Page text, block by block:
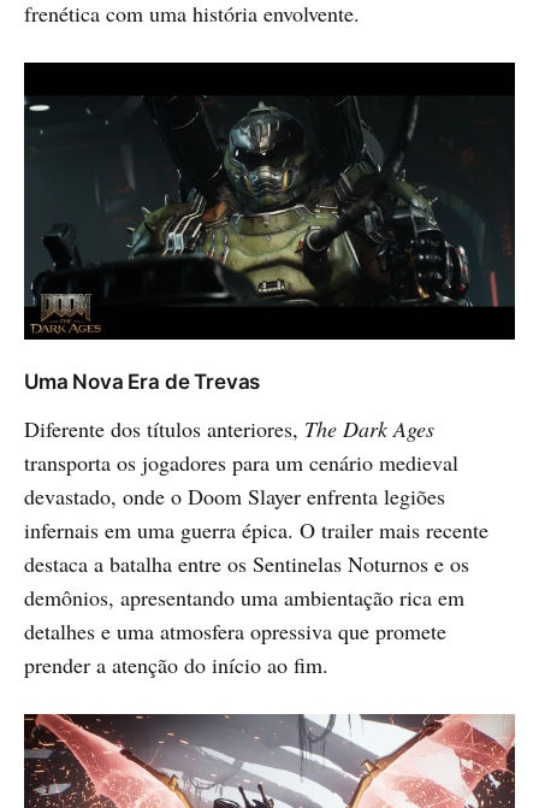
frenética com uma história envolvente.​
Uma Nova Era de Trevas
Diferente dos títulos anteriores, The Dark Ages
transporta os jogadores para um cenário medieval
devastado, onde o Doom Slayer enfrenta legiões
infernais em uma guerra épica. O trailer mais recente
destaca a batalha entre os Sentinelas Noturnos e os
demônios, apresentando uma ambientação rica em
detalhes e uma atmosfera opressiva que promete
prender a atenção do início ao fim. ​